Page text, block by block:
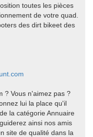
toutes les pièces
de votre quad.
des dirt bikeet des
? Vous n'aimez pas ?
lui la place qu'il
la catégorie Annuaire
ainsi nos amis
site de qualité dans la